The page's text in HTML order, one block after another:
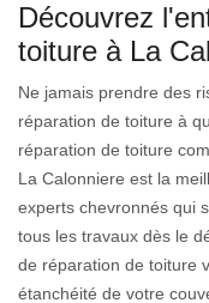
Découvrez
toiture à La
Ne jamais prendre des
réparation de toiture à
réparation de toiture
La Calonniere est la
experts chevronnés qui
tous les travaux dès le
de réparation de toiture
étanchéité de votre